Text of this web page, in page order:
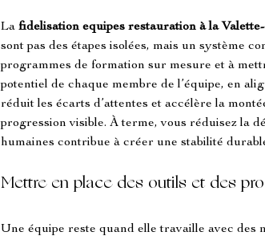
La fidelisation equipes restauration à la
sont pas des étapes isolées, mais un système
programmes de formation sur mesure et à
potentiel de chaque membre de l’équipe, en
réduit les écarts d’attentes et accélère la
progression visible. À terme, vous réduisez la
humaines contribue à créer une stabilité
Mettre en place des outils et des
Une équipe reste quand elle travaille avec des